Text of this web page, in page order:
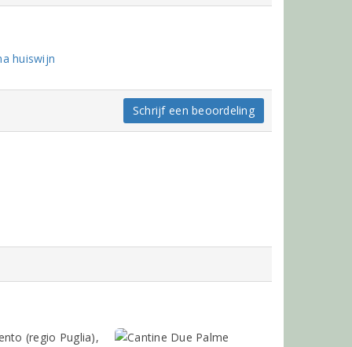
huiswijn
Schrijf een beoordeling
(regio Puglia),